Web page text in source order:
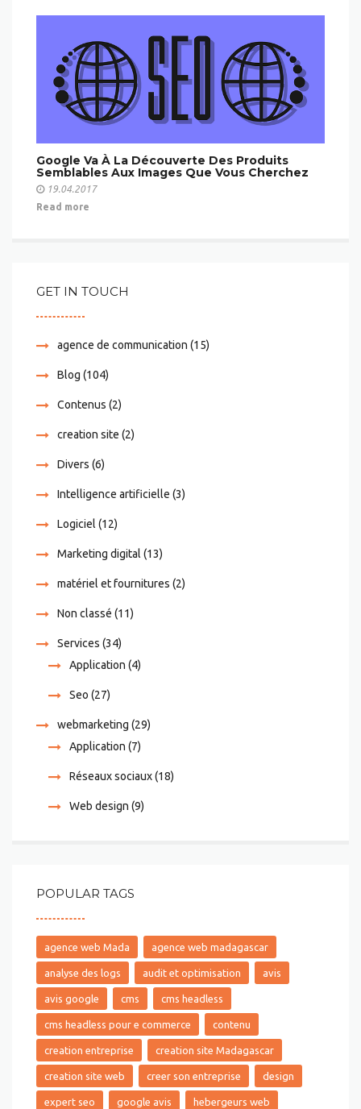
Google Va À La Découverte Des Produits
Semblables Aux Images Que Vous Cherchez
19.04.2017
Read more
GET IN TOUCH
agence de communication (15)
Blog (104)
Contenus (2)
creation site (2)
Divers (6)
Intelligence artificielle (3)
Logiciel (12)
Marketing digital (13)
matériel et fournitures (2)
Non classé (11)
Services (34)
Application (4)
Seo (27)
webmarketing (29)
Application (7)
Réseaux sociaux(18)
Web design (9)
POPULAR TAGS
agence web Mada agence web madagascar
analyse des logs audit et optimisation avis
avis google cms cms headless
cms headless pour e commerce contenu
creation entreprise creation site Madagascar
creation site web creer son entreprise design
expert seo google avis hebergeurs web